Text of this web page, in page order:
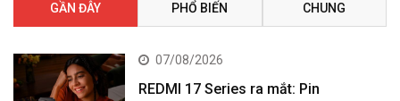
GẦN ĐÂY PHỔ BIẾN CHUNG
07/08/2026
REDMI 17 Series ra mắt: Pin